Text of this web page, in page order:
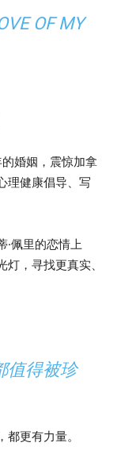
OF MY
婚姻，震惊加拿
理健康倡导、写
·佩里的恋情上
，寻找更真实、
值得被珍
更有力量。